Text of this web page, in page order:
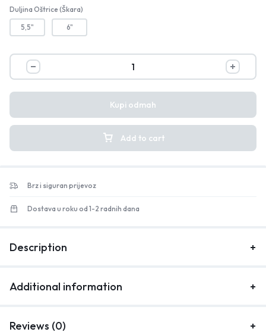
Duljina Oštrice (škara)
5,5" 6"
Add to cart
Kupi odmah
Brz i siguran prijevoz
Dostava u roku od 1-2 radnih dana
Description
Additional information
Reviews (0)